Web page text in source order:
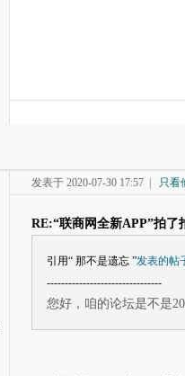
发表于 2020-07-30 17:57 只看
RE:“联商网全新APP”拍了
引用“ 那不是遗忘 ”发表的帖
--------------------------------
您好，咱的论坛是不是